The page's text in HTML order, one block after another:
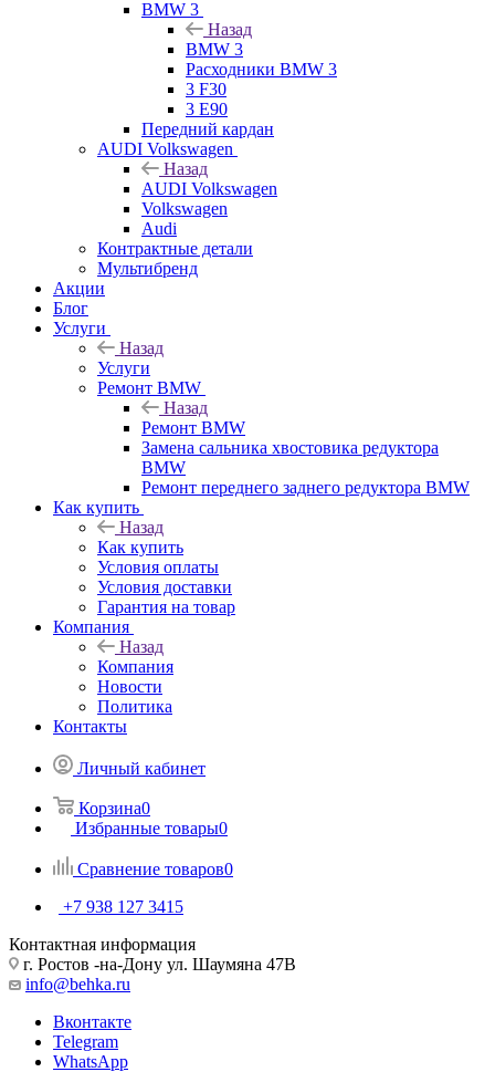
BMW 3
Назад
BMW 3
Расходники BMW 3
3 F30
3 E90
Передний кардан
AUDI Volkswagen
Назад
AUDI Volkswagen
Volkswagen
Audi
Контрактные детали
Мультибренд
Акции
Блог
Услуги
Назад
Услуги
Ремонт BMW
Назад
Ремонт BMW
Замена сальника хвостовика редуктора
BMW
Ремонт переднего заднего редуктора BMW
Как купить
Назад
Как купить
Условия оплаты
Условия доставки
Гарантия на товар
Компания
Назад
Компания
Новости
Политика
Контакты
Личный кабинет
Корзина0
Избранные товары0
Сравнение товаров0
+7 938 127 3415
Контактная информация
г. Ростов -на-Дону ул. Шаумяна 47В
info@behka.ru
Вконтакте
Telegram
WhatsApp